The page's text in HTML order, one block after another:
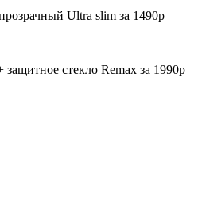
Ultra slim за 1490р
стекло Remax за 1990р